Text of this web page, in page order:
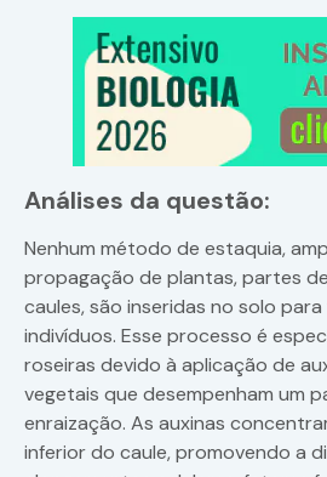
Análises da questão:
Nenhum método de estaquia,
propagação de plantas, partes
caules, são inseridas no solo
indivíduos. Esse processo é
roseiras devido à aplicação de
vegetais que desempenham um
enraização. As auxinas
inferior do caule, promovendo a